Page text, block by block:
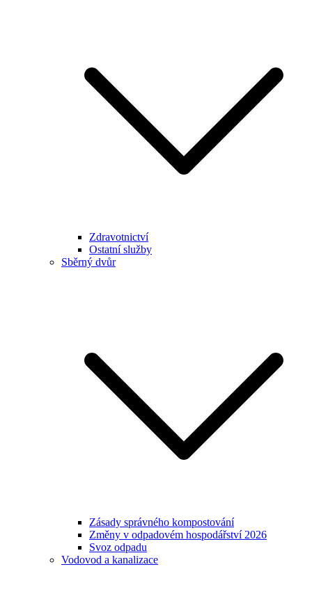
Zdravotnictví
Ostatní služby
Sběrný dvůr
Zásady správného kompostování
Změny v odpadovém hospodářství 2026
Svoz odpadu
Vodovod a kanalizace